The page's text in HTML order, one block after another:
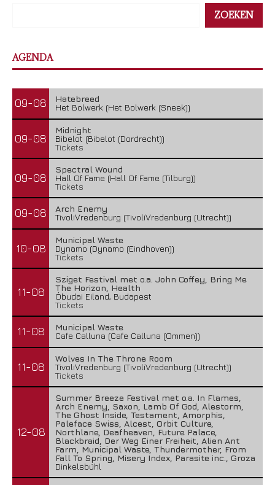
ZOEKEN
AGENDA
09-08
Hatebreed
Het Bolwerk (Het Bolwerk (Sneek))
09-08
Midnight
Bibelot (Bibelot (Dordrecht))
Tickets
09-08
Spectral Wound
Hall Of Fame (Hall Of Fame (Tilburg))
Tickets
09-08
Arch Enemy
TivoliVredenburg (TivoliVredenburg (Utrecht))
10-08
Municipal Waste
Dynamo (Dynamo (Eindhoven))
Tickets
11-08
Sziget Festival met o.a. John Coffey, Bring Me
The Horizon, Health
Óbudai Eiland, Budapest
Tickets
11-08
Municipal Waste
Cafe Calluna (Cafe Calluna (Ommen))
11-08
Wolves In The Throne Room
TivoliVredenburg (TivoliVredenburg (Utrecht))
Tickets
12-08
Summer Breeze Festival met o.a. In Flames,
Arch Enemy, Saxon, Lamb Of God, Alestorm,
The Ghost Inside, Testament, Amorphis,
Paleface Swiss, Alcest, Orbit Culture,
Northlane, Deafheaven, Future Palace,
Blackbraid, Der Weg Einer Freiheit, Alien Ant
Farm, Municipal Waste, Thundermother, From
Fall To Spring, Misery Index, Parasite inc., Groza
Dinkelsbühl